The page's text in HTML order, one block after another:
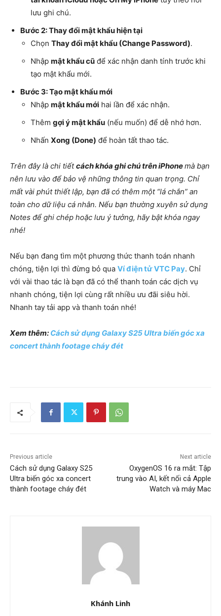
lưu ghi chú.
Bước 2: Thay đổi mật khẩu hiện tại
Chọn Thay đổi mật khẩu (Change Password).
Nhập mật khẩu cũ để xác nhận danh tính trước khi
tạo mật khẩu mới.
Bước 3: Tạo mật khẩu mới
Nhập mật khẩu mới hai lần để xác nhận.
Thêm gợi ý mật khẩu (nếu muốn) để dễ nhớ hơn.
Nhấn Xong (Done) để hoàn tất thao tác.
Trên đây là chi tiếtcách khóa ghi chú trên iPhonemà bạn
nên lưu vào để bảo vệ những thông tin quan trọng. Chỉ
mất vài phút thiết lập, bạn đã có thêm một “lá chắn” an
toàn cho dữ liệu cá nhân. Nếu bạn thường xuyên sử dụng
Notes để ghi chép hoặc lưu ý tưởng, hãy bật khóa ngay
nhé!
Nếu bạn đang tìm một phương thức thanh toán nhanh
chóng, tiện lợi thì đừng bỏ qua Ví điện tử VTC Pay. Chỉ
với vài thao tác là bạn đã có thể thanh toán các dịch vụ
nhanh chóng, tiện lợi cùng rất nhiều ưu đãi siêu hời.
Nhanh tay tải app và thanh toán nhé!
Xem thêm: Cách sử dụng Galaxy S25 Ultra biến góc xa
concert thành footage cháy đét
Previous article
Cách sử dụng Galaxy S25
Ultra biến góc xa concert
thành footage cháy đét
Next article
OxygenOS 16 ra mắt: Tập
trung vào AI, kết nối cả Apple
Watch và máy Mac
Khánh Linh